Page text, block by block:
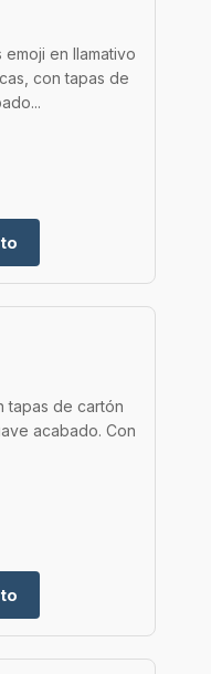
en llamativo
con tapas de
tapas de cartón
acabado. Con